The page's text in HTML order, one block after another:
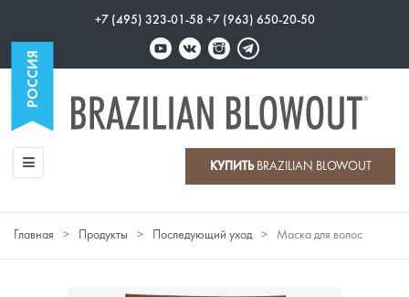
+7 (495) 323-01-58 +7 (963) 650-20-50
Главное
меню
КУПИТЬBRAZILIAN BLOWOUT
Строка
Главная Продукты Последующий уход Маска для волос